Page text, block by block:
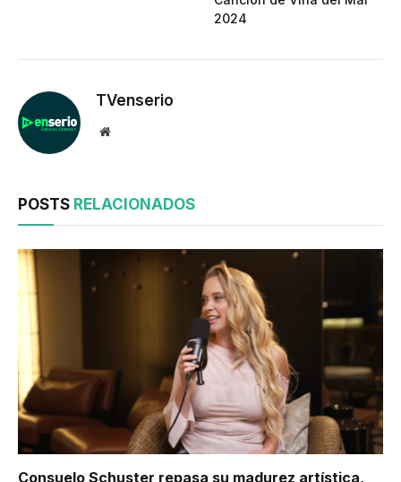
2024
TVenserio
Website
POSTS RELACIONADOS
Consuelo Schuster repasa su madurez artística,